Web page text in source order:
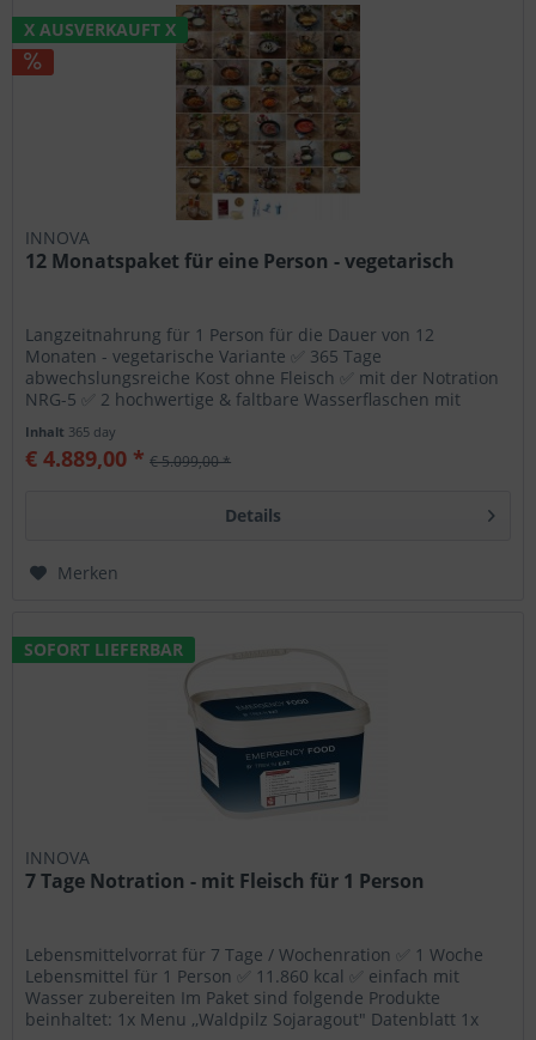
Wählen Sie nach Ihren individuellen Bedürfnissen
Cookies & Services aus:
Technisch erforderlich
Komfortfunktionen
Statistik & Tracking
X AUSVERKAUFT X
INNOVA
12 Monatspaket für eine Person - vegetarisch
Langzeitnahrung für 1 Person für die Dauer von 12
Monaten - vegetarische Variante ✅ 365 Tage
abwechslungsreiche Kost ohne Fleisch ✅ mit der Notration
NRG-5 ✅ 2 hochwertige & faltbare Wasserflaschen mit
Inhalt 365 day
€ 4.889,00 * € 5.099,00 *
Details
Merken
SOFORT LIEFERBAR
INNOVA
7 Tage Notration - mit Fleisch für 1 Person
Lebensmittelvorrat für 7 Tage / Wochenration ✅ 1 Woche
Lebensmittel für 1 Person ✅ 11.860 kcal ✅ einfach mit
Wasser zubereiten Im Paket sind folgende Produkte
beinhaltet: 1x Menu ,,Waldpilz Sojaragout" Datenblatt 1x